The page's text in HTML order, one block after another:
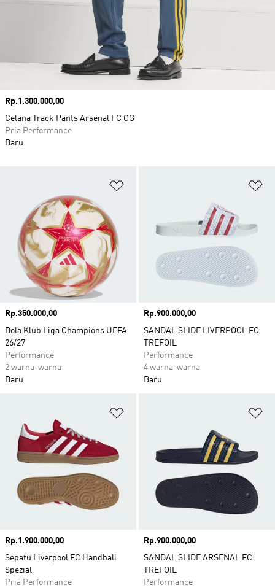
Harga
Rp.350.000,00
Bola Klub Liga Champions UEFA
26/27
Performance
2 warna-warna
Baru
Harga
Rp.900.000,00
SANDAL SLIDE LIVERPOOL FC
TREFOIL
Performance
4 warna-warna
Baru
Harga
Rp.1.900.000,00
Sepatu Liverpool FC Handball
Spezial
Pria Performance
Harga
Rp.900.000,00
SANDAL SLIDE ARSENAL FC
TREFOIL
Performance
Harga
Rp.1.300.000,00
Celana Track Pants Arsenal FC OG
Pria Performance
Baru